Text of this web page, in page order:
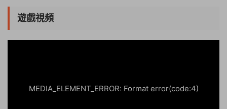
遊戲視頻
MEDIA_ELEMENT_ERROR: Format error(code:4)